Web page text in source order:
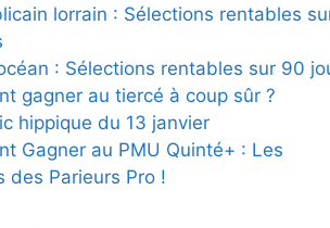
lorrain : Sélections rentables
: Sélections rentables sur 90
gagner au tiercé à coup sûr ?
hippique du 13 janvier
Gagner au PMU Quinté+ : Les
des Parieurs Pro !